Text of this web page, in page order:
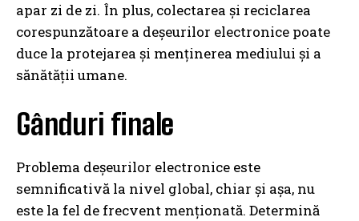
apar zi de zi. În plus, colectarea și reciclarea
corespunzătoare a deșeurilor electronice poate
duce la protejarea și menținerea mediului și a
sănătății umane.
Gânduri finale
Problema deșeurilor electronice este
semnificativă la nivel global, chiar și așa, nu
este la fel de frecvent menționată. Determină